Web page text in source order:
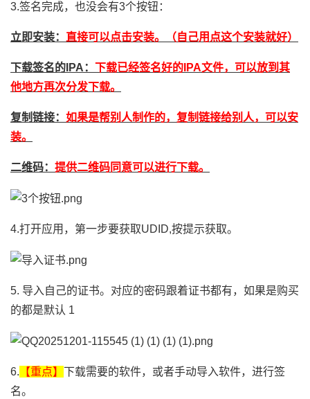
3.签名完成，也没会有3个按钮：
立即安装： 直接可以点击安装。（自己用点这个安装就好）
下载签名的IPA： 下载已经签名好的IPA文件，可以放到其
他地方再次分发下载。
复制链接： 如果是帮别人制作的，复制链接给别人，可以安
装。
二维码： 提供二维码同意可以进行下载。
4.打开应用，第一步要获取UDID,按提示获取。
5. 导入自己的证书。对应的密码跟着证书都有，如果是购买
的都是默认 1
6. 【重点】 下载需要的软件，或者手动导入软件，进行签
名。